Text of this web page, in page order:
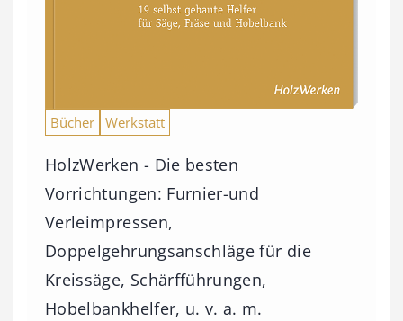
€
Bücher Werkstatt
HolzWerken - Die besten
Vorrichtungen: Furnier-und
Verleimpressen,
Doppelgehrungsanschläge für die
Kreissäge, Schärfführungen,
Hobelbankhelfer, u. v. a. m.